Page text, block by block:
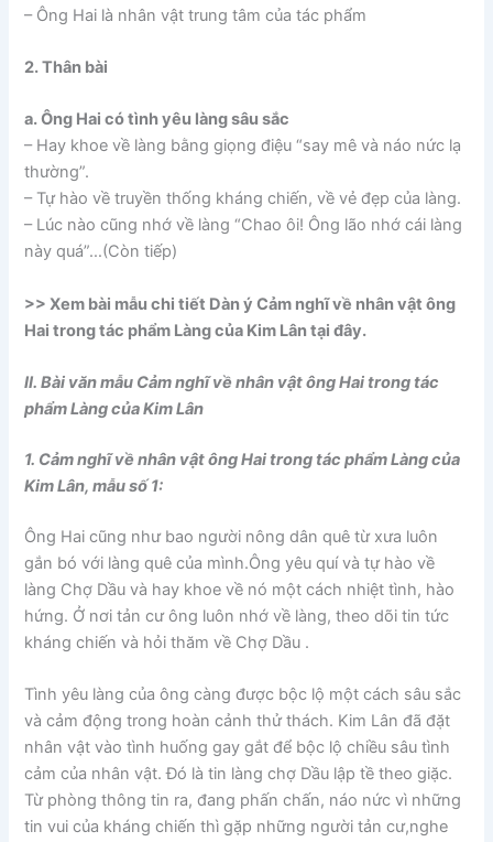
– Ông Hai là nhân vật trung tâm của tác phẩm
2. Thân bài
a. Ông Hai có tình yêu làng sâu sắc
– Hay khoe về làng bằng giọng điệu “say mê và náo nức lạ
thường”.
– Tự hào về truyền thống kháng chiến, về vẻ đẹp của làng.
– Lúc nào cũng nhớ về làng “Chao ôi! Ông lão nhớ cái làng
này quá”…(Còn tiếp)
>> Xem bài mẫu chi tiết Dàn ý Cảm nghĩ về nhân vật ông
Hai trong tác phẩm Làng của Kim Lân tại đây.
II. Bài văn mẫu Cảm nghĩ về nhân vật ông Hai trong tác
phẩm Làng của Kim Lân
1. Cảm nghĩ về nhân vật ông Hai trong tác phẩm Làng của
Kim Lân, mẫu số 1:
Ông Hai cũng như bao người nông dân quê từ xưa luôn
gắn bó với làng quê của mình.Ông yêu quí và tự hào về
làng Chợ Dầu và hay khoe về nó một cách nhiệt tình, hào
hứng. Ở nơi tản cư ông luôn nhớ về làng, theo dõi tin tức
kháng chiến và hỏi thăm về Chợ Dầu .
Tình yêu làng của ông càng được bộc lộ một cách sâu sắc
và cảm động trong hoàn cảnh thử thách. Kim Lân đã đặt
nhân vật vào tình huống gay gắt để bộc lộ chiều sâu tình
cảm của nhân vật. Đó là tin làng chợ Dầu lập tề theo giặc.
Từ phòng thông tin ra, đang phấn chấn, náo nức vì những
tin vui của kháng chiến thì gặp những người tản cư,nghe